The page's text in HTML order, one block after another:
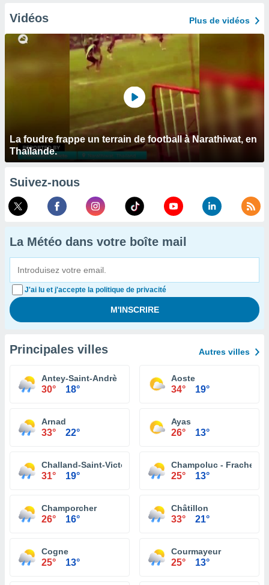
Vidéos Plus de vidéos
La foudre frappe un terrain de football à Narathiwat, en
Thaïlande.
Suivez-nous
La Météo dans votre boîte mail
J'ai lu et j'accepte la politique de privacité
Principales villes Autres villes
Antey-Saint-Andrè
30° 18°
Aoste
34° 19°
Arnad
33° 22°
Ayas
26° 13°
Challand-Saint-Victor
31° 19°
Champoluc - Frachey
25° 13°
Champorcher
26° 16°
Châtillon
33° 21°
Cogne
25° 13°
Courmayeur
25° 13°